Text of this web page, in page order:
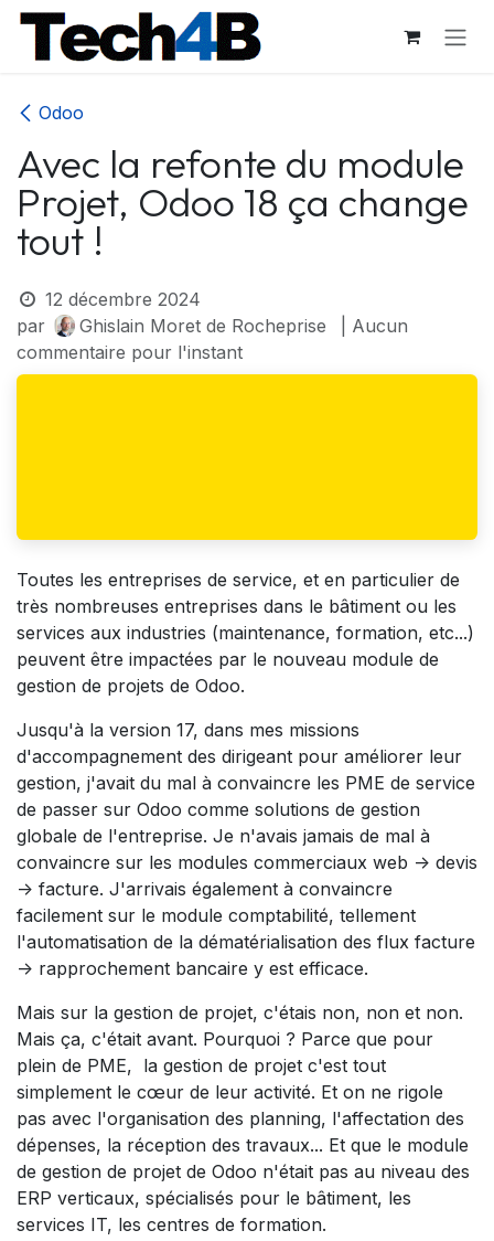
Se rendre au contenu
Odoo
Avec la refonte du module
Projet, Odoo 18 ça change
tout !
12 décembre 2024
par
Ghislain Moret de Rocheprise
| Aucun
commentaire pour l'instant
Toutes les entreprises de service, et en particulier de
très nombreuses entreprises dans le bâtiment ou les
services aux industries (maintenance, formation, etc...)
peuvent être impactées par le nouveau module de
gestion de projets de Odoo.
Jusqu'à la version 17, dans mes missions
d'accompagnement des dirigeant pour améliorer leur
gestion, j'avait du mal à convaincre les PME de service
de passer sur Odoo comme solutions de gestion
globale de l'entreprise. Je n'avais jamais de mal à
convaincre sur les modules commerciaux web -> devis
-> facture. J'arrivais également à convaincre
facilement sur le module comptabilité, tellement
l'automatisation de la dématérialisation des flux facture
-> rapprochement bancaire y est efficace.
Mais sur la gestion de projet, c'étais non, non et non.
Mais ça, c'était avant. Pourquoi ? Parce que pour
plein de PME, la gestion de projet c'est tout
simplement le cœur de leur activité. Et on ne rigole
pas avec l'organisation des planning, l'affectation des
dépenses, la réception des travaux... Et que le module
de gestion de projet de Odoo n'était pas au niveau des
ERP verticaux, spécialisés pour le bâtiment, les
services IT, les centres de formation.